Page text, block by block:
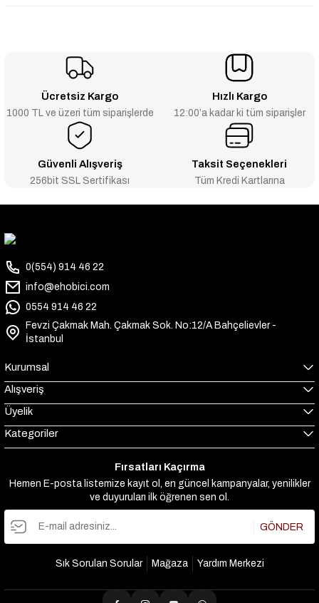
Ücretsiz Kargo
1000 TL ve üzeri tüm siparişlerde
Hızlı Kargo
12:00’a kadar ki tüm siparişler
Güvenli Alışveriş
256bit SSL Sertifikası
Taksit Seçenekleri
Tüm Kredi Kartlarına
0(554) 914 46 22
info@ehobici.com
0554 914 46 22
Fevzi Çakmak Mah. Çakmak Sok. No:12/A Bahçelievler -
İstanbul
Kurumsal
Alışveriş
Üyelik
Kategoriler
Fırsatları Kaçırma
Hemen E-posta listemize kayıt ol, en güncel kampanyalar, yenilikler
ve duyuruları ilk öğrenen sen ol.
GÖNDER
Sık Sorulan Sorular Mağaza Yardım Merkezi